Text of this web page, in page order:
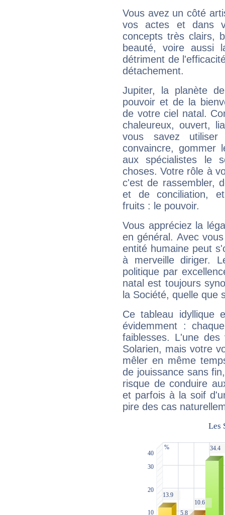
Vous avez un côté
vos actes et dans
concepts très clairs,
beauté, voire aussi
détriment de
détachement.
Jupiter, la planète
pouvoir et de la
de votre ciel natal.
chaleureux, ouvert,
vous savez
convaincre, gommer
aux spécialistes le
choses. Votre rôle à
c'est de rassembler,
et de conciliation,
fruits : le pouvoir.
Vous appréciez la
en général. Avec
entité humaine peut
à merveille diriger.
politique par
natal est toujours
la Société, quelle que
Ce tableau idyllique
évidemment :
faiblesses. L'une
Solarien, mais votre
mêler en même
de jouissance sans
risque de conduire
et parfois à la soif
pire des cas